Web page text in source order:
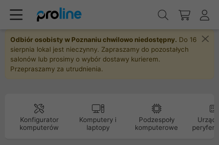
Odbiór osobisty w Poznaniu chwilowo niedostępny. Do 16
sierpnia lokal jest nieczynny. Zapraszamy do pozostałych
salonów lub prosimy o wybór dostawy kurierem.
Przepraszamy za utrudnienia.
Konfigurator
komputerów
Komputery i
laptopy
Podzespoły
komputerowe